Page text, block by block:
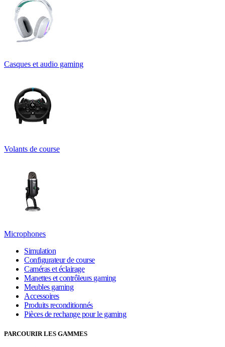
Casques et audio gaming
Volants de course
Microphones
Simulation
Configurateur de course
Caméras et éclairage
Manettes et contrôleurs gaming
Meubles gaming
Accessoires
Produits reconditionnés
Pièces de rechange pour le gaming
PARCOURIR LES GAMMES